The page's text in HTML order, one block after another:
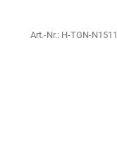
Art.-Nr.: H-TGN-N1511